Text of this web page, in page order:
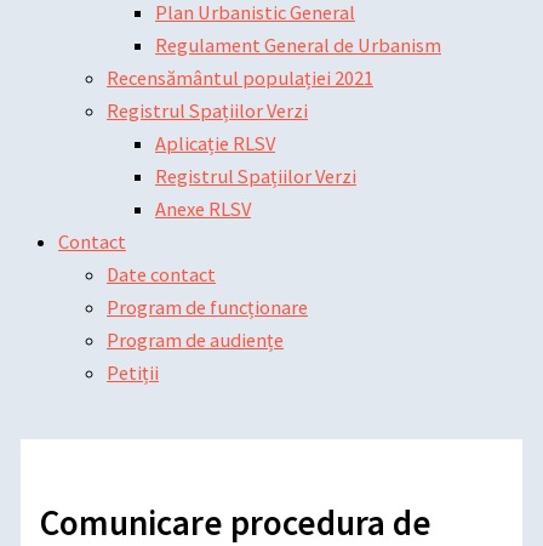
Plan Urbanistic General
Regulament General de Urbanism
Recensământul populației 2021
Registrul Spațiilor Verzi
Aplicație RLSV
Registrul Spațiilor Verzi
Anexe RLSV
Contact
Date contact
Program de funcționare
Program de audiențe
Petiții
Comunicare procedura de